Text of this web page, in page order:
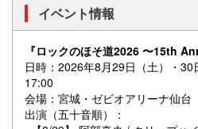
イベント情報
『ロックのほそ道2026 〜15th
日時：2026年8月29日（土）・30
17:00
会場：宮城・ゼビオアリーナ仙台
出演（五十音順）：